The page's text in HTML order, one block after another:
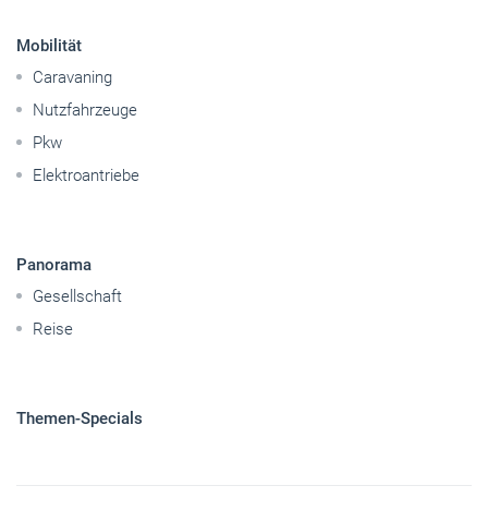
Mobilität
Caravaning
Nutzfahrzeuge
Pkw
Elektroantriebe
Panorama
Gesellschaft
Reise
Themen-Specials